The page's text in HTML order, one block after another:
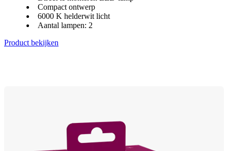
Compact ontwerp
6000 K helderwit licht
Aantal lampen: 2
Product bekijken